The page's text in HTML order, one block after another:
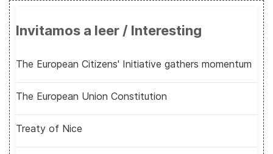
Invitamos a leer / Interesting
The European Citizens' Initiative gathers momentum
The European Union Constitution
Treaty of Nice